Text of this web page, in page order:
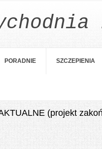
PORADNIE SZCZEPIENIA
(projekt